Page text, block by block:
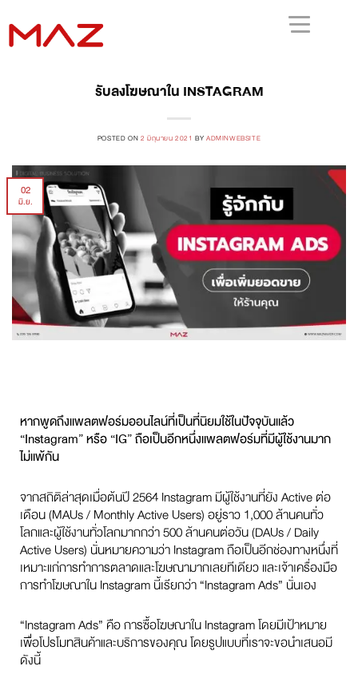
รับลงโฆษณาใน INSTAGRAM
POSTED ON 2 มิถุนายน 2021 BY ADMINWEBSITE
02
มิ.ย.
หากพูดถึงแพลตฟอร์มออนไลน์ที่เป็นที่นิยมใช้ในปัจจุบันแล้ว
“Instagram” หรือ “IG” ถือเป็นอีกหนึ่งแพลตฟอร์มที่มีผู้ใช้งานมาก
ไม่แพ้กัน
จากสถิติล่าสุดเมื่อต้นปี 2564 Instagram มีผู้ใช้งานที่ยัง Active ต่อ
เดือน (MAUs / Monthly Active Users) อยู่ราว 1,000 ล้านคนทั่ว
โลกและผู้ใช้งานทั่วโลกมากกว่า 500 ล้านคนต่อวัน (DAUs / Daily
Active Users) นั่นหมายความว่า Instagram ถือเป็นอีกช่องทางหนึ่งที่
เหมาะแก่การทำการตลาดและโฆษณามากเลยทีเดียว และเจ้าเครื่องมือ
การทำโฆษณาใน Instagram นี้เรียกว่า “Instagram Ads” นั่นเอง
“Instagram Ads” คือ การซื้อโฆษณาใน Instagram โดยมีเป้าหมาย
เพื่อโปรโมทสินค้าและบริการของคุณ โดยรูปแบบที่เราจะขอนำเสนอมี
ดังนี้